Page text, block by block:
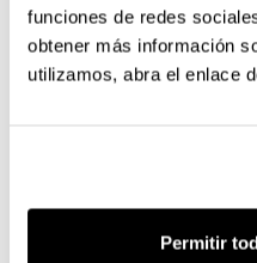
funciones de redes
obtener más información
utilizamos, abra el enlace
Permitir